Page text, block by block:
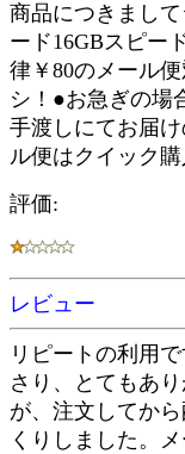
商品につきまし
ード16GBスピー
律￥80のメール
シ！●お急ぎの場
手渡しにてお届
ル便はクイック購
評価:
レビュー
リピートの利用
さり、とてもあ
が、注文してか
くりしました。